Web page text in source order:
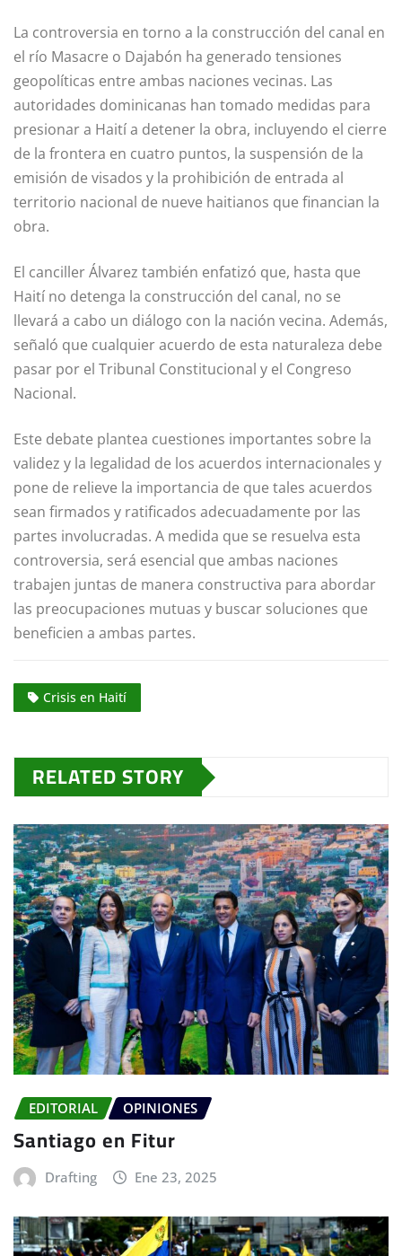
La controversia en torno a la construcción del canal en
el río Masacre o Dajabón ha generado tensiones
geopolíticas entre ambas naciones vecinas. Las
autoridades dominicanas han tomado medidas para
presionar a Haití a detener la obra, incluyendo el cierre
de la frontera en cuatro puntos, la suspensión de la
emisión de visados y la prohibición de entrada al
territorio nacional de nueve haitianos que financian la
obra.
El canciller Álvarez también enfatizó que, hasta que
Haití no detenga la construcción del canal, no se
llevará a cabo un diálogo con la nación vecina. Además,
señaló que cualquier acuerdo de esta naturaleza debe
pasar por el Tribunal Constitucional y el Congreso
Nacional.
Este debate plantea cuestiones importantes sobre la
validez y la legalidad de los acuerdos internacionales y
pone de relieve la importancia de que tales acuerdos
sean firmados y ratificados adecuadamente por las
partes involucradas. A medida que se resuelva esta
controversia, será esencial que ambas naciones
trabajen juntas de manera constructiva para abordar
las preocupaciones mutuas y buscar soluciones que
beneficien a ambas partes.
Crisis en Haití
RELATED STORY
EDITORIAL OPINIONES
Santiago en Fitur
Drafting Ene 23, 2025